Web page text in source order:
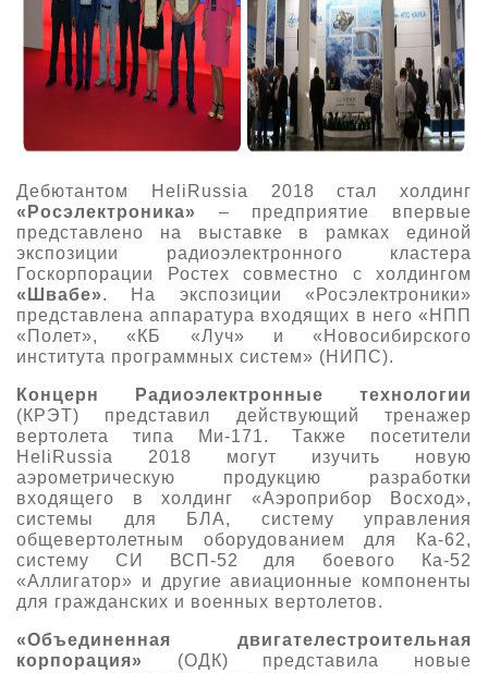
Дебютантом HeliRussia 2018 стал холдинг
«Росэлектроника» – предприятие впервые
представлено на выставке в рамках единой
экспозиции радиоэлектронного кластера
Госкорпорации Ростех совместно с холдингом
«Швабе». На экспозиции «Росэлектроники»
представлена аппаратура входящих в него «НПП
«Полет», «КБ «Луч» и «Новосибирского
института программных систем» (НИПС).
Концерн Радиоэлектронные технологии
(КРЭТ) представил действующий тренажер
вертолета типа Ми-171. Также посетители
HeliRussia 2018 могут изучить новую
аэрометрическую продукцию разработки
входящего в холдинг «Аэроприбор Восход»,
системы для БЛА, систему управления
общевертолетным оборудованием для Ка-62,
систему СИ ВСП-52 для боевого Ка-52
«Аллигатор» и другие авиационные компоненты
для гражданских и военных вертолетов.
«Объединенная двигателестроительная
корпорация» (ОДК) представила новые